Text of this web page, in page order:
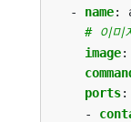
- name:
# 이미
image:
ports:
-